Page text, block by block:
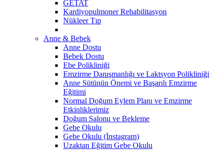
GETAT
Kardiyopulmoner Rehabilitasyon
Nükleer Tıp
Anne & Bebek
Anne Dostu
Bebek Dostu
Ebe Polikliniği
Emzirme Danışmanlığı ve Laktsyon Polikliniği
Anne Sütünün Önemi ve Başarılı Emzirme
Eğitimi
Normal Doğum Eylem Planı ve Emzirme
Etkinliklerimiz
Doğum Salonu ve Bekleme
Gebe Okulu
Gebe Okulu (İnstagram)
Uzaktan Eğitim Gebe Okulu